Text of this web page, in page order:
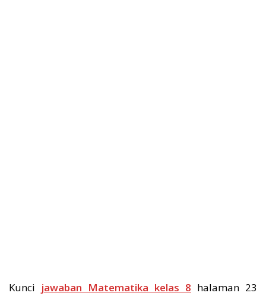
Kunci jawaban Matematika kelas 8 halaman 23